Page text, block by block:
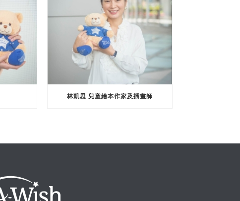
林凱思 兒童繪本作家及插畫師